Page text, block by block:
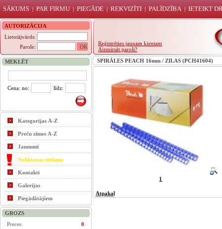
SĀKUMS | PAR FIRMU| PIEGĀDE | REKVIZĪTI | PALĪDZĪBA | IETEIKT
AUTORIZĀCIJA
Lietotājvārds:
Parole:
Reģistrēties jaunam kientam
Aizmirsāt paroli?
MEKLĒT
Cena: no: līdz:
Kategorijas A-Z
Preču zīmes A-Z
Jaunumi
Noliktavas tīrīšana
Kontakti
Galerijas
Piegādātājiem
GROZS
Preces
0
SPIRĀLES PEACH 16mm / ZILAS (PCH41604)
1
Atpakaļ